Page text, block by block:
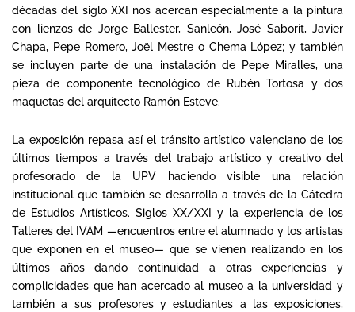
décadas del siglo XXI nos acercan especialmente a la pintura
con lienzos de Jorge Ballester, Sanleón, José Saborit, Javier
Chapa, Pepe Romero, Joël Mestre o Chema López; y también
se incluyen parte de una instalación de Pepe Miralles, una
pieza de componente tecnológico de Rubén Tortosa y dos
maquetas del arquitecto Ramón Esteve.
La exposición repasa así el tránsito artístico valenciano de los
últimos tiempos a través del trabajo artístico y creativo del
profesorado de la UPV haciendo visible una relación
institucional que también se desarrolla a través de la Cátedra
de Estudios Artísticos. Siglos XX/XXI y la experiencia de los
Talleres del IVAM —encuentros entre el alumnado y los artistas
que exponen en el museo— que se vienen realizando en los
últimos años dando continuidad a otras experiencias y
complicidades que han acercado al museo a la universidad y
también a sus profesores y estudiantes a las exposiciones,